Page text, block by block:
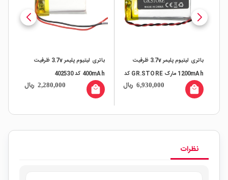
باتری لیتیوم پلیمر 3.7v ظرفیت
1200mAh مارک GR.STORE کد
503554
6,930,000 ریال local_mall
باتری لیتیوم پلیمر 3.7v ظرفیت
400mAh کد 402530
2,280,000 ریال local_mall
نظرات